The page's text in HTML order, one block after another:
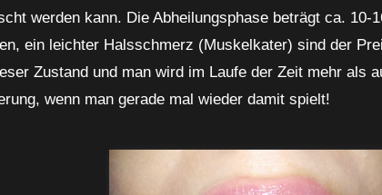
werden kann. Die Abheilungsphase beträgt ca.
ein leichter Halsschmerz (Muskelkater) sind der
Zustand und man wird im Laufe der Zeit mehr als
wenn man gerade mal wieder damit spielt!